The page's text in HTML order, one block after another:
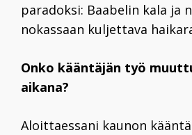
paradoksi: Baabelin kala ja
nokassaan kuljettava
Onko kääntäjän työ
aikana?
Aloittaessani kaunon